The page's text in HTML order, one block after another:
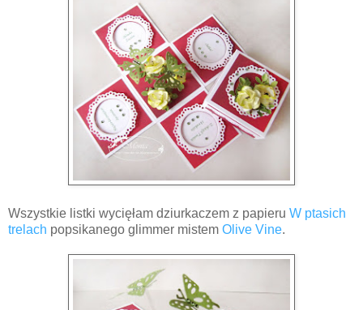
Wszystkie listki wycięłam dziurkaczem z papieru W ptasich
trelach popsikanego glimmer mistem Olive Vine.